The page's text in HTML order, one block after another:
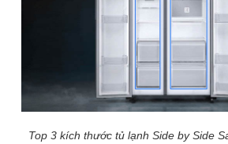
Top 3 kích thước tủ lạnh Side by Side